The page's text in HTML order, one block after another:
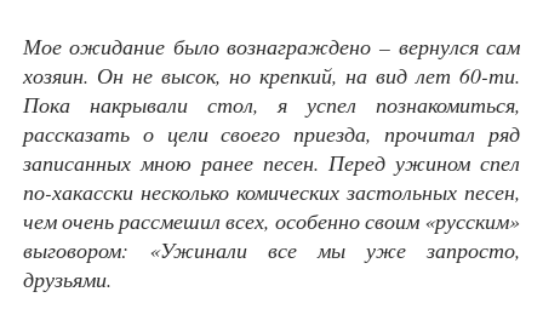
Мое ожидание было вознаграждено – вернулся сам
хозяин. Он не высок, но крепкий, на вид лет 60-ти.
Пока накрывали стол, я успел познакомиться,
рассказать о цели своего приезда, прочитал ряд
записанных мною ранее песен. Перед ужином спел
по-хакасски несколько комических застольных песен,
чем очень рассмешил всех, особенно своим «русским»
выговором: «Ужинали все мы уже запросто,
друзьями.